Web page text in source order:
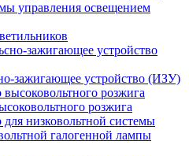
управления освещением
зажигающее устройство (ИЗУ)
розжига